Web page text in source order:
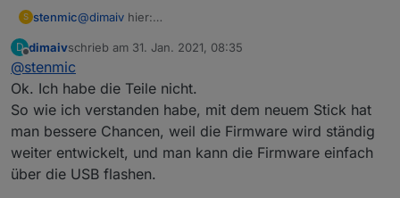
S stenmic@dimaiv hier:
cc2538-und-philips-hue-bewegungsmelder
https://github.com/Koenkk/zigbee2mqtt/issues/2693
an meinem alten Stick CC2531 laufen die BWM ohne
D
Offline
dimaivschrieb am 31. Jan. 2021, 08:35
zuletzt editiert von
@stenmic
Ok. Ich habe die Teile nicht.
So wie ich verstanden habe, mit dem neuem Stick hat
man bessere Chancen, weil die Firmware wird ständig
weiter entwickelt, und man kann die Firmware einfach
über die USB flashen.